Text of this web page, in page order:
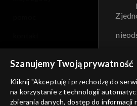
informacje o dostawcy usług
Szanujemy Twoją prywatność
Kliknij "Akceptuję i przechodzę do
na korzystanie z technologii
zbierania danych, dostęp do informacji